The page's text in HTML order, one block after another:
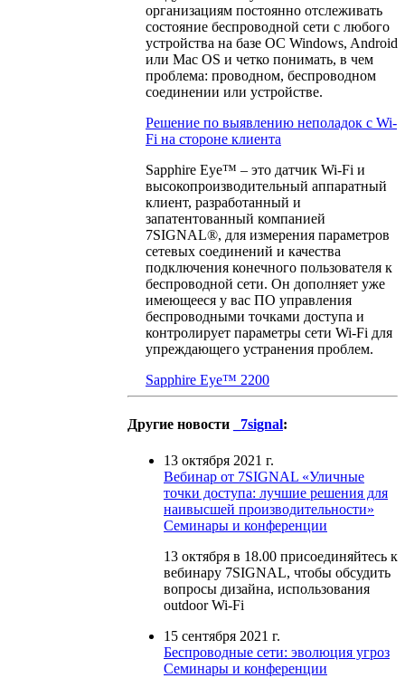
организациям постоянно отслеживать
состояние беспроводной сети с любого
устройства на базе ОС Windows, Android
или Mac OS и четко понимать, в чем
проблема: проводном, беспроводном
соединении или устройстве.
Решение по выявлению неполадок с Wi-
Fi на стороне клиента
Sapphire Eye™ – это датчик Wi-Fi и
высокопроизводительный аппаратный
клиент, разработанный и
запатентованный компанией
7SIGNAL®, для измерения параметров
сетевых соединений и качества
подключения конечного пользователя к
беспроводной сети. Он дополняет уже
имеющееся у вас ПО управления
беспроводными точками доступа и
контролирует параметры сети Wi-Fi для
упреждающего устранения проблем.
Sapphire Eye™ 2200
Другие новости _7signal:
13 октября 2021 г.
Вебинар от 7SIGNAL «Уличные
точки доступа: лучшие решения для
наивысшей производительности»
Семинары и конференции
13 октября в 18.00 присоединяйтесь к
вебинару 7SIGNAL, чтобы обсудить
вопросы дизайна, использования
outdoor Wi-Fi
15 сентября 2021 г.
Беспроводные сети: эволюция угроз
Семинары и конференции